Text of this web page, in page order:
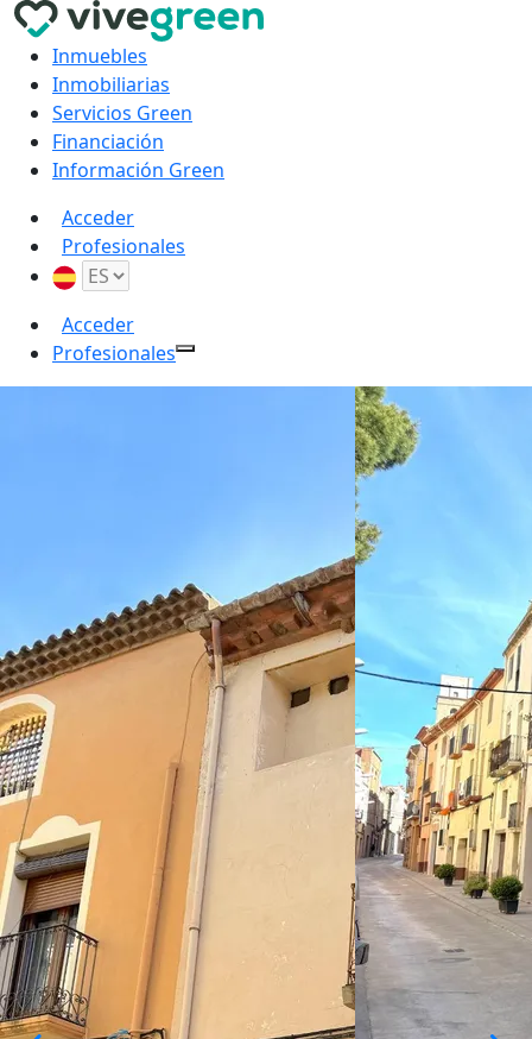
Inmuebles
Inmobiliarias
Servicios Green
Financiación
Información Green
Acceder
Profesionales
Acceder
Profesionales